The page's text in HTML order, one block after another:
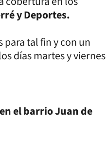
y Deportes.
tal fin y con un
días martes y viernes
el barrio Juan de